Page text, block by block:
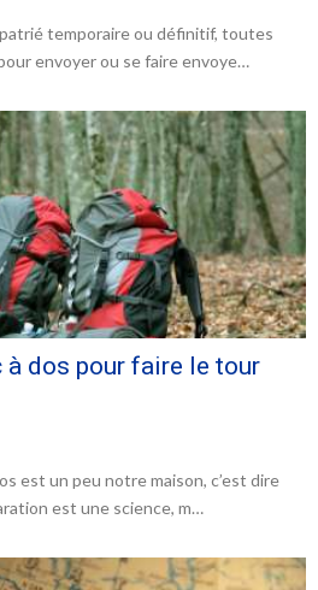
temporaire ou définitif, toutes
envoyer ou se faire envoye…
à dos pour faire le tour
est un peu notre maison, c’est dire
est une science, m…